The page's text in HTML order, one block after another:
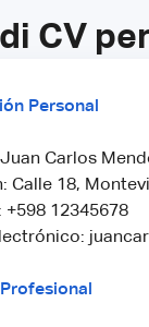
CV
Personal
Carlos
Calle 18,
+598 12345678